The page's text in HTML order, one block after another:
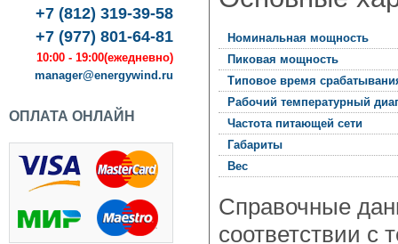
+7 (812) 319-39-58
+7 (977) 801-64-81
10:00 - 19:00(ежедневно)
manager@energywind.ru
ОПЛАТА ОНЛАЙН
Номинальная мощность
Пиковая мощность
Типовое время
Рабочий температурный
Частота питающей сети
Габариты
Вес
Справочные
соответствии с